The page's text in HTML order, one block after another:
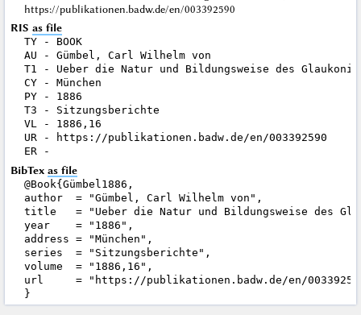
https://publikationen.badw.de/en/003392590
RIS as file
TY - BOOK
AU - Gümbel, Carl Wilhelm von
T1 - Ueber die Natur und Bildungsweise des
CY - München
PY - 1886
T3 - Sitzungsberichte
VL - 1886,16
UR - https://publikationen.badw.de/en/003392590
BibTex as file
@Book{Gümbel1886,
author  = "Gümbel, Carl Wilhelm von",
title   = "Ueber die Natur und Bildungsweise des
year    = "1886",
address = "München",
series  = "Sitzungsberichte",
volume  = "1886,16",
url     = "https://publikationen.badw.de/en/